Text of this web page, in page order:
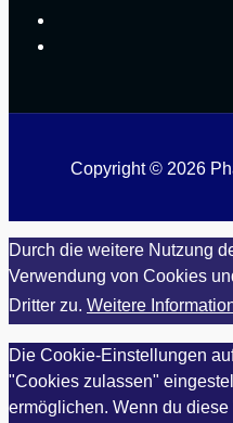
Copyright © 2026
Durch die weitere Nutzung
Verwendung von Cookies
Dritter zu. Weitere
Die Cookie-Einstellungen
"Cookies zulassen"
ermöglichen. Wenn du